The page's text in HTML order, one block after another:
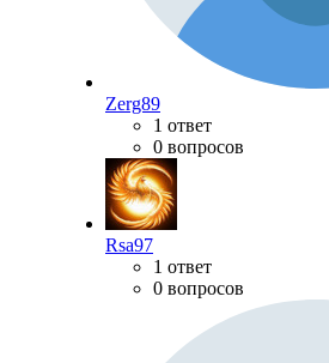
Zerg89
1 ответ
0 вопросов
Rsa97
1 ответ
0 вопросов